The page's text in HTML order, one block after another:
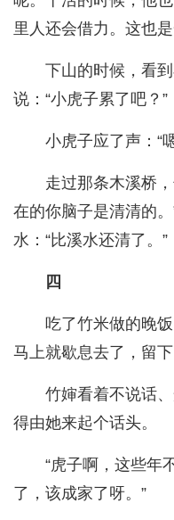
里人还会借力。这也
下山的时候，看
说：“小虎子累了吧？”
小虎子应了声：“
走过那条木溪桥
在的你脑子是清清的
水：“比溪水还清了。”
四
吃了竹米做的晚
马上就歇息去了，留下
竹婶看着不说话
得由她来起个话头。
“虎子啊，这些年
了，该成家了呀。”